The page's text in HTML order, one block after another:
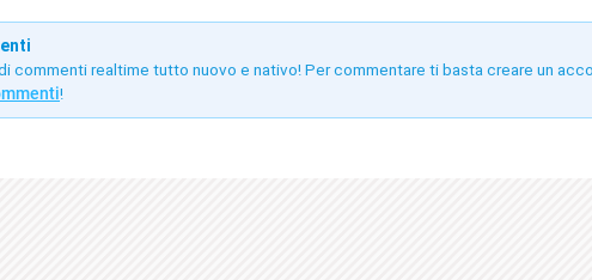
commenti realtime tutto nuovo e nativo! Per commentare ti basta creare un
!